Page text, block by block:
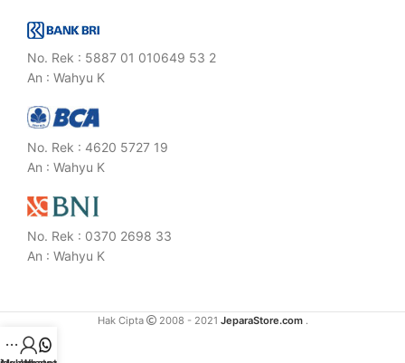
No. Rek : 5887 01 010649 53 2
An : Wahyu K
No. Rek : 4620 5727 19
An : Wahyu K
No. Rek : 0370 2698 33
An : Wahyu K
Hak Cipta 2008 - 2021 JeparaStore.com.